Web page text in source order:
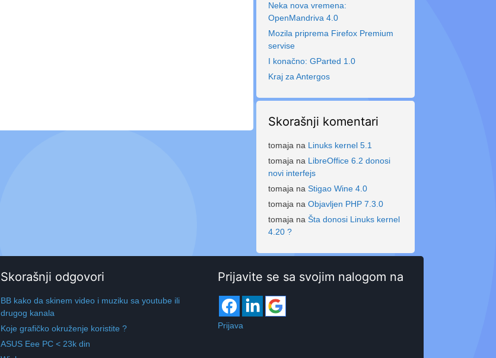
Neka nova vremena:
OpenMandriva 4.0
Mozila priprema Firefox Premium
servise
I konačno: GParted 1.0
Kraj za Antergos
Skorašnji komentari
tomaja na Linuks kernel 5.1
tomaja na LibreOffice 6.2 donosi
novi interfejs
tomaja na Stigao Wine 4.0
tomaja na Objavljen PHP 7.3.0
tomaja na Šta donosi Linuks kernel
4.20 ?
Skorašnji odgovori
BB kako da skinem video i muziku sa youtube ili
drugog kanala
Koje grafičko okruženje koristite ?
ASUS Eee PC < 23k din
Prijavite se sa svojim nalogom na
Prijava